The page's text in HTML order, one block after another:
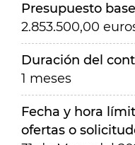
Presupuesto
2.853.500,00
Duración del
1 meses
Fecha y hora
ofertas o